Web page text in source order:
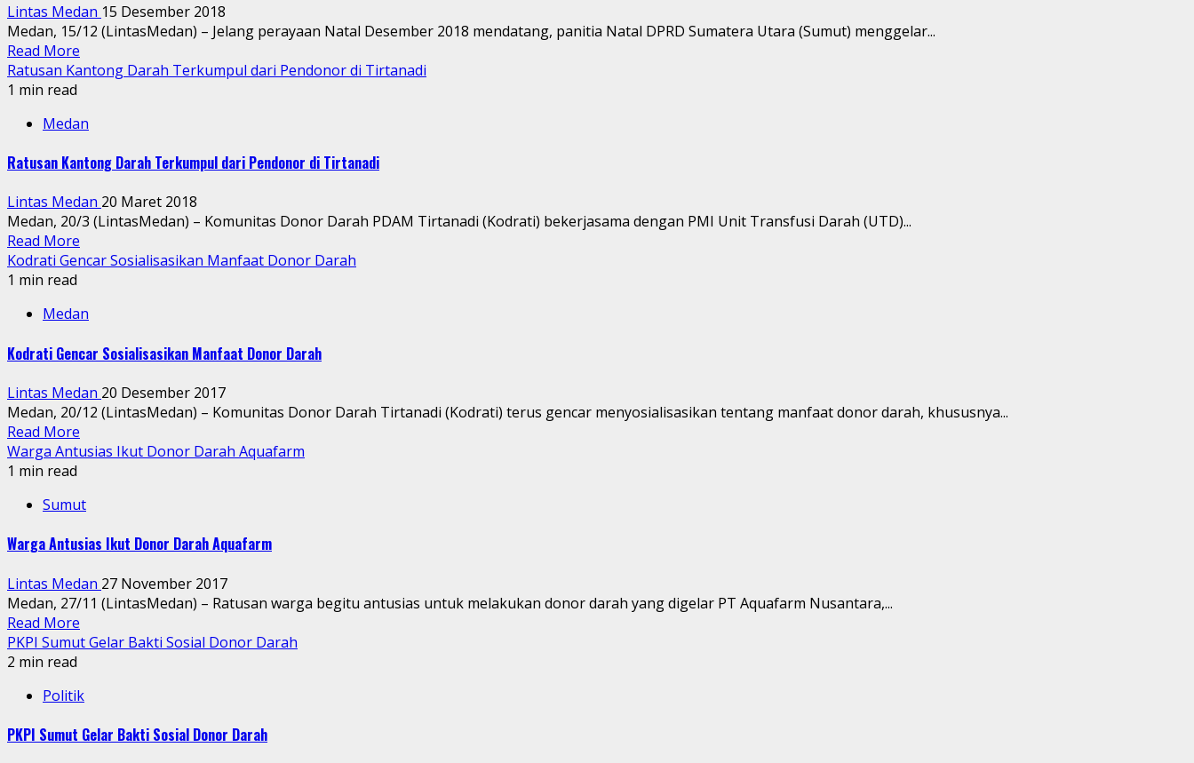
Lintas Medan 15 Desember 2018
Medan, 15/12 (LintasMedan) – Jelang perayaan Natal Desember 2018 mendatang, panitia Natal DPRD Sumatera Utara (Sumut) menggelar...
Read More
Ratusan Kantong Darah Terkumpul dari Pendonor di Tirtanadi
1 min read
Medan
Ratusan Kantong Darah Terkumpul dari Pendonor di Tirtanadi
Lintas Medan 20 Maret 2018
Medan, 20/3 (LintasMedan) – Komunitas Donor Darah PDAM Tirtanadi (Kodrati) bekerjasama dengan PMI Unit Transfusi Darah (UTD)...
Read More
Kodrati Gencar Sosialisasikan Manfaat Donor Darah
1 min read
Medan
Kodrati Gencar Sosialisasikan Manfaat Donor Darah
Lintas Medan 20 Desember 2017
Medan, 20/12 (LintasMedan) – Komunitas Donor Darah Tirtanadi (Kodrati) terus gencar menyosialisasikan tentang manfaat donor darah, khususnya...
Read More
Warga Antusias Ikut Donor Darah Aquafarm
1 min read
Sumut
Warga Antusias Ikut Donor Darah Aquafarm
Lintas Medan 27 November 2017
Medan, 27/11 (LintasMedan) – Ratusan warga begitu antusias untuk melakukan donor darah yang digelar PT Aquafarm Nusantara,...
Read More
PKPI Sumut Gelar Bakti Sosial Donor Darah
2 min read
Politik
PKPI Sumut Gelar Bakti Sosial Donor Darah